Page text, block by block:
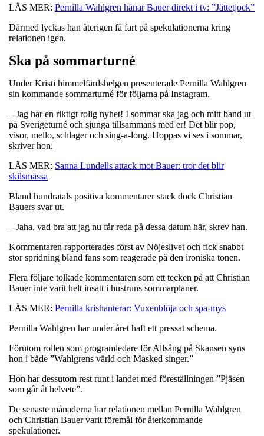
LÄS MER: Pernilla Wahlgren hånar Bauer direkt i tv: ”Jättetjock”
Därmed lyckas han återigen få fart på spekulationerna kring
relationen igen.
Ska på sommarturné
Under Kristi himmelfärdshelgen presenterade Pernilla Wahlgren
sin kommande sommarturné för följarna på Instagram.
– Jag har en riktigt rolig nyhet! I sommar ska jag och mitt band ut
på Sverigeturné och sjunga tillsammans med er! Det blir pop,
visor, mello, schlager och sing-a-long. Hoppas vi ses i sommar,
skriver hon.
LÄS MER: Sanna Lundells attack mot Bauer: tror det blir
skilsmässa
Bland hundratals positiva kommentarer stack dock Christian
Bauers svar ut.
– Jaha, vad bra att jag nu får reda på dessa datum här, skrev han.
Kommentaren rapporterades först av Nöjeslivet och fick snabbt
stor spridning bland fans som reagerade på den ironiska tonen.
Flera följare tolkade kommentaren som ett tecken på att Christian
Bauer inte varit helt insatt i hustruns sommarplaner.
LÄS MER: Pernilla krishanterar: Vuxenblöja och spa-mys
Pernilla Wahlgren har under året haft ett pressat schema.
Förutom rollen som programledare för Allsång på Skansen syns
hon i både ”Wahlgrens värld och Masked singer.”
Hon har dessutom rest runt i landet med föreställningen ”Pjäsen
som går åt helvete”.
De senaste månaderna har relationen mellan Pernilla Wahlgren
och Christian Bauer varit föremål för återkommande
spekulationer.